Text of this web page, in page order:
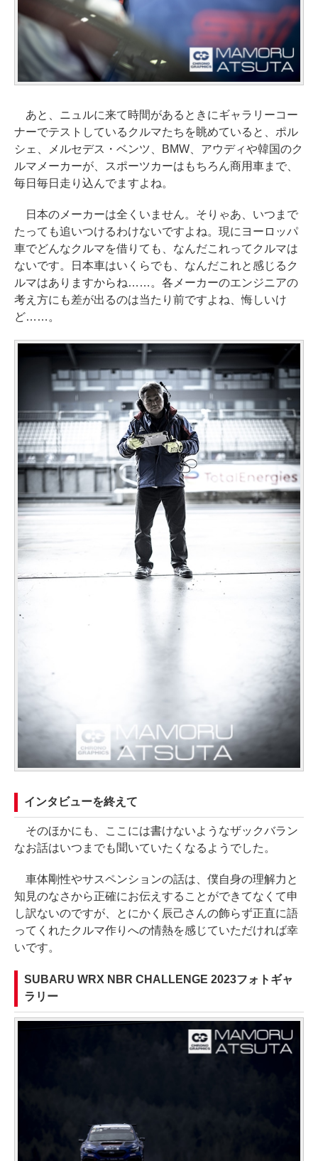
あと、ニュルに来て時間があるときにギャラリーコー
ナーでテストしているクルマたちを眺めていると、ポル
シェ、メルセデス・ベンツ、BMW、アウディや韓国のク
ルマメーカーが、スポーツカーはもちろん商用車まで、
毎日毎日走り込んでますよね。
日本のメーカーは全くいません。そりゃあ、いつまで
たっても追いつけるわけないですよね。現にヨーロッパ
車でどんなクルマを借りても、なんだこれってクルマは
ないです。日本車はいくらでも、なんだこれと感じるク
ルマはありますからね……。各メーカーのエンジニアの
考え方にも差が出るのは当たり前ですよね、悔しいけ
ど……。
インタビューを終えて
そのほかにも、ここには書けないようなザックバラン
なお話はいつまでも聞いていたくなるようでした。
車体剛性やサスペンションの話は、僕自身の理解力と
知見のなさから正確にお伝えすることができてなくて申
し訳ないのですが、とにかく辰己さんの飾らず正直に語
ってくれたクルマ作りへの情熱を感じていただければ幸
いです。
SUBARU WRX NBR CHALLENGE 2023フォトギャ
ラリー